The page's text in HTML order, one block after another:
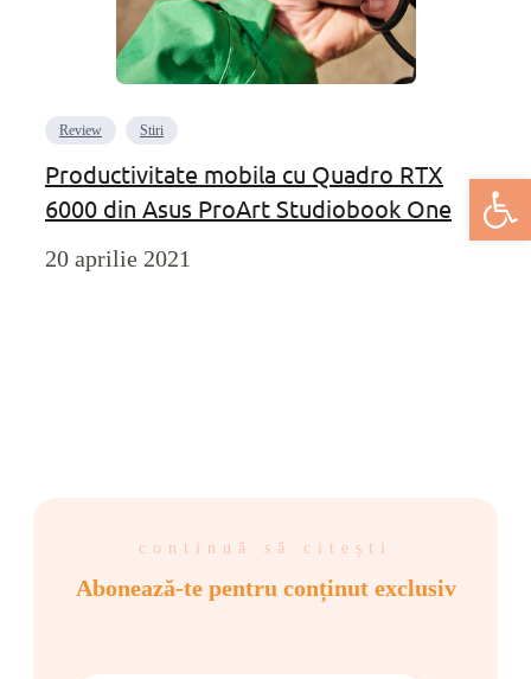
Deschide
Review Stiri
Productivitate mobila cu Quadro RTX
6000 din Asus ProArt Studiobook One
20 aprilie 2021
continuă să citești
Abonează-te pentru conținut exclusiv